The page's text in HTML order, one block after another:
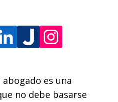
es una
no debe basarse